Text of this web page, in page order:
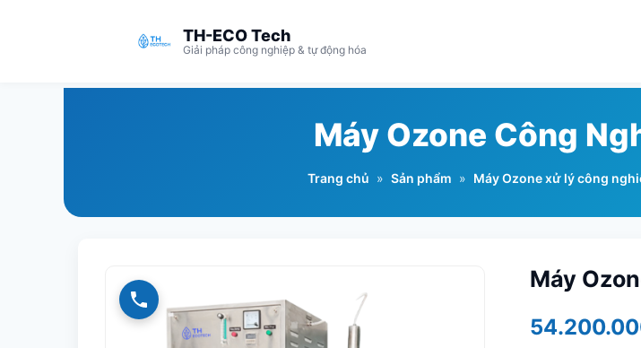
TH-ECO Tech
Giải pháp công nghiệp & tự động hóa
Máy Ozone Công
Trang chủ »Sản phẩm » Máy Ozone xử lý công
Máy